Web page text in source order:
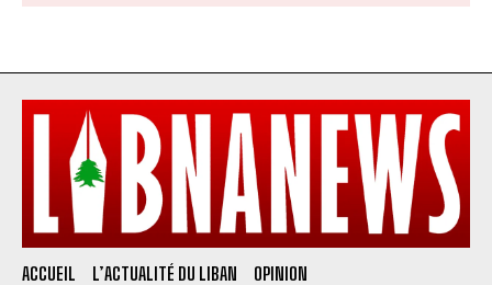
ACCUEIL L’ACTUALITÉ DU LIBAN
OPINION